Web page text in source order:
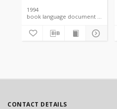
1994
book language
CONTACT DETAILS